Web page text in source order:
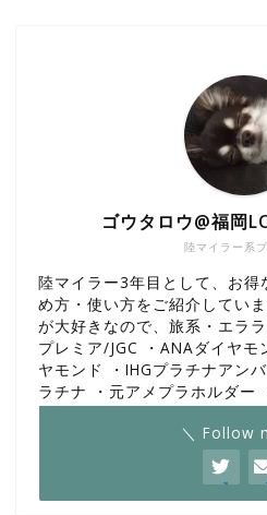
陸マイラー系
ゴウタロウ@福岡
陸マイラー3年目として、お
め方・使い方をご紹介してい
が大好きなので、旅系・エラ
プレミア/JGC ・ANAダイヤモ
ヤモンド ・IHGプラチナアン
ラチナ ・元アメプラホルダー
＼ Follow